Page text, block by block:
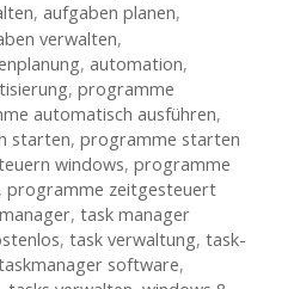
, aufgaben planen,
verwalten,
, automation,
, programme
automatisch ausführen,
starten, programme starten
windows, programme
, programme zeitgesteuert
, task manager
, task verwaltung, task-
software,